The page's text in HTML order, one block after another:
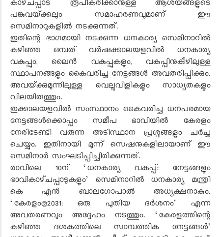
കാഴ്‌ചപ്പാട്‌ രൂപീകരിക്കാനുള്ള ആശയങ്ങളുടെ
പങ്കുവയ്‌ക്കലും സമാഹരണവുമാണ്‌ ഈ
സെമിനാറുകളിൽ നടക്കുന്നത്‌.
ഇതിന്റെ ഭാഗമായി നടക്കുന്ന ധനകാര്യ സെമിനാറിൽ
കഴിഞ്ഞ ഒമ്പത് വർഷക്കാലയളവിൽ ധനകാര്യ
വകുപ്പും, ലൈൻ വകുപ്പുകളും, വകുപ്പിനുകീഴിലുള്ള
സ്ഥാപനങ്ങളും കൈവരിച്ച നേട്ടങ്ങൾ അവതരിപ്പിക്കും.
അവയ്‌ക്കുമുന്നിലുള്ള വെല്ലുവിളികളും സാധ്യതകളും
വിലയിരുത്തും.
ഇക്കാലയളവിൽ സംസ്ഥാനം കൈവരിച്ച ധനപരമായ
നേട്ടങ്ങൾക്കൊപ്പം സമീപ ഭാവിയിൽ കേരളം
നേരിടേണ്ടി വരുന്ന അടിസ്ഥാന പ്രശ്നങ്ങളും ചർച്ച
ചെയ്യും. ഇതിനായി മൂന്ന് സെഷനുകളിലായാണ്‌ ഈ
സെമിനാർ സംഘടിപ്പിച്ചിരിക്കുന്നത്.
രാവിലെ 10ന്‌ ‘ധനകാര്യ വകുപ്പ്‌: നേട്ടങ്ങളും
ഭാവികാഴ്‌ചപ്പാടുകളും’ സെമിനാറിൽ ധനകാര്യ മന്ത്രി
കെ എൻ ബാലഗോപാൽ അധ്യക്ഷനാകും.
‘കേരളം@2031: ഒരു പുതിയ ദർശനം’ എന്ന
അവതരണവും അദ്ദേഹം നടത്തും. ‘കേരളത്തിന്റെ
കഴിഞ്ഞ ദശകത്തിലെ സാമ്പത്തിക നേട്ടങ്ങൾ’